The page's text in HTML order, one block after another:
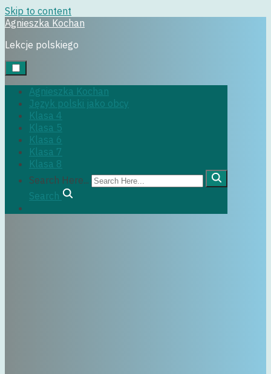
Skip to content
Agnieszka Kochan
Lekcje polskiego
Agnieszka Kochan
Język polski jako obcy
Klasa 4
Klasa 5
Klasa 6
Klasa 7
Klasa 8
Search Here...
Search
klasa7